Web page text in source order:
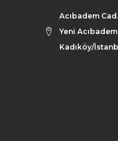
Acıbadem
Yeni
Kadıköy/